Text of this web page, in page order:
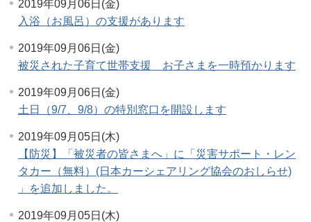
2019年09月06日(金)
入浴（お風呂）の支援があります
2019年09月06日(金)
被災された子育て世帯支援 お子さまを一時預かります
2019年09月06日(金)
土日（9/7、9/8）の特別窓口を開設します
2019年09月05日(木)
【防災】「被災者の皆さまへ」に「災害サポート・レン
タカー（無料）(日本カーシェアリング協会のおしらせ)
」を追加しました。
2019年09月05日(木)